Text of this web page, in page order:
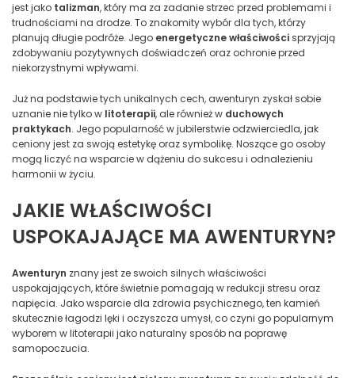
jest jako talizman, który ma za zadanie strzec przed problemami i
trudnościami na drodze. To znakomity wybór dla tych, którzy
planują długie podróże. Jego energetyczne właściwościsprzyjają
zdobywaniu pozytywnych doświadczeń oraz ochronie przed
niekorzystnymi wpływami.
Już na podstawie tych unikalnych cech, awenturyn zyskał sobie
uznanie nie tylko w litoterapii, ale również w duchowych
praktykach. Jego popularność w jubilerstwie odzwierciedla, jak
ceniony jest za swoją estetykę oraz symbolikę. Noszące go osoby
mogą liczyć na wsparcie w dążeniu do sukcesu i odnalezieniu
harmonii w życiu.
JAKIE WŁAŚCIWOŚCI
USPOKAJAJĄCE MA AWENTURYN?
Awenturyn znany jest ze swoich silnych właściwości
uspokajających, które świetnie pomagają w redukcji stresu oraz
napięcia. Jako wsparcie dla zdrowia psychicznego, ten kamień
skutecznie łagodzi lęki i oczyszcza umysł, co czyni go popularnym
wyborem w litoterapii jako naturalny sposób na poprawę
samopoczucia.